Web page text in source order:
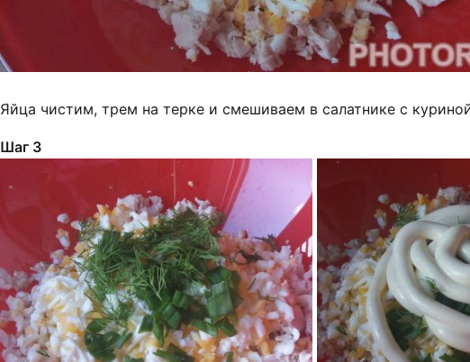
Яйца чистим, трем на терке и смешиваем в салатнике с
Шаг 3